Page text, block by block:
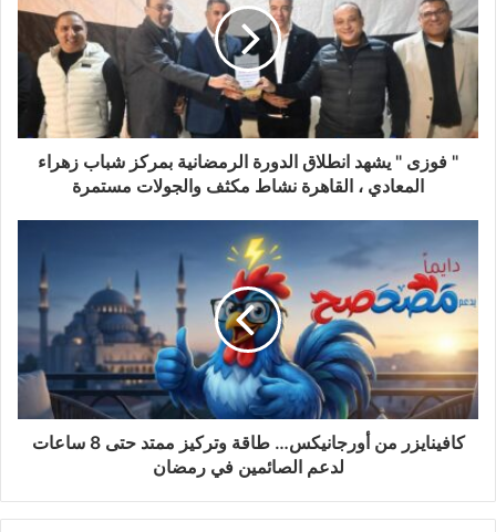
" فوزى " يشهد انطلاق الدورة الرمضانية بمركز شباب زهراء
المعادي ، القاهرة نشاط مكثف والجولات مستمرة
كافينايزر من أورجانيكس… طاقة وتركيز ممتد حتى 8 ساعات
لدعم الصائمين في رمضان